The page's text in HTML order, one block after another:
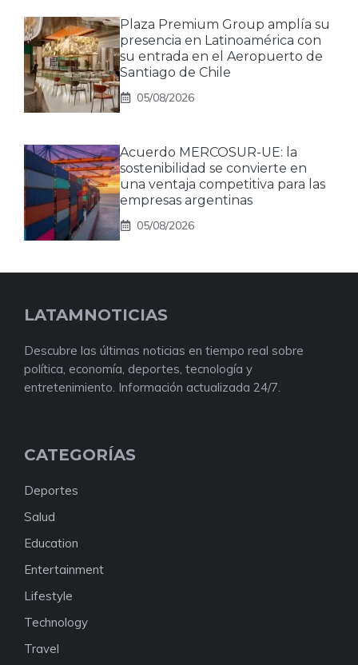
Plaza Premium Group amplía su
presencia en Latinoamérica con
su entrada en el Aeropuerto de
Santiago de Chile
05/08/2026
Acuerdo MERCOSUR-UE: la
sostenibilidad se convierte en
una ventaja competitiva para las
empresas argentinas
05/08/2026
LATAMNOTICIAS
Descubre las últimas noticias en tiempo real sobre
política, economía, deportes, tecnología y
entretenimiento. Información actualizada 24/7.
CATEGORÍAS
Deportes
Salud
Education
Entertainment
Lifestyle
Technology
Travel